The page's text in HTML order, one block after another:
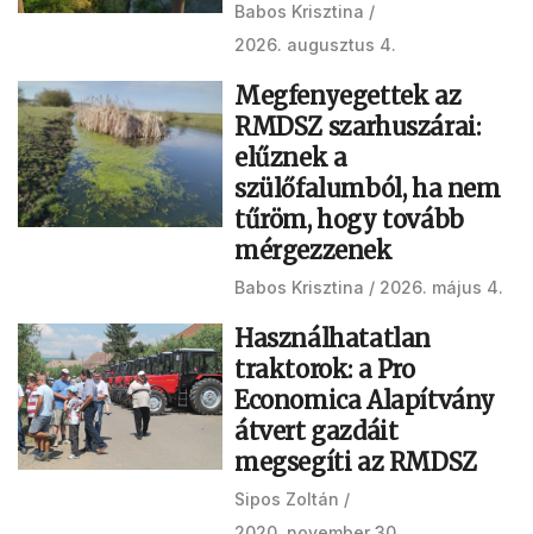
Babos Krisztina
2026. augusztus 4.
Megfenyegettek az
RMDSZ szarhuszárai:
elűznek a
szülőfalumból, ha nem
tűröm, hogy tovább
mérgezzenek
Babos Krisztina 2026. május 4.
Használhatatlan
traktorok: a Pro
Economica Alapítvány
átvert gazdáit
megsegíti az RMDSZ
Sipos Zoltán